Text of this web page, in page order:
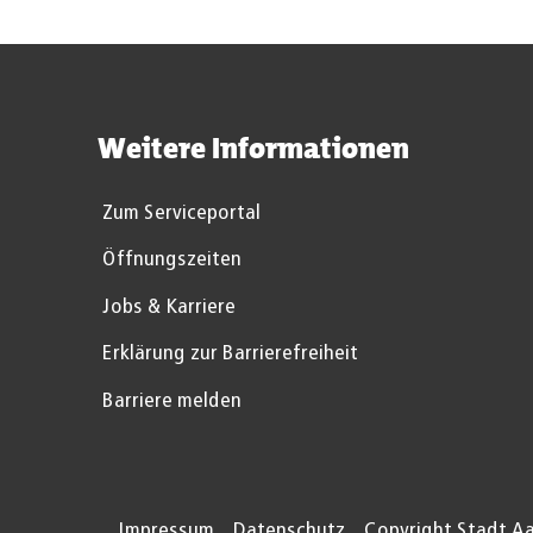
Weitere Informationen
Zum Serviceportal
Öffnungszeiten
Jobs & Karriere
Erklärung zur Barrierefreiheit
Barriere melden